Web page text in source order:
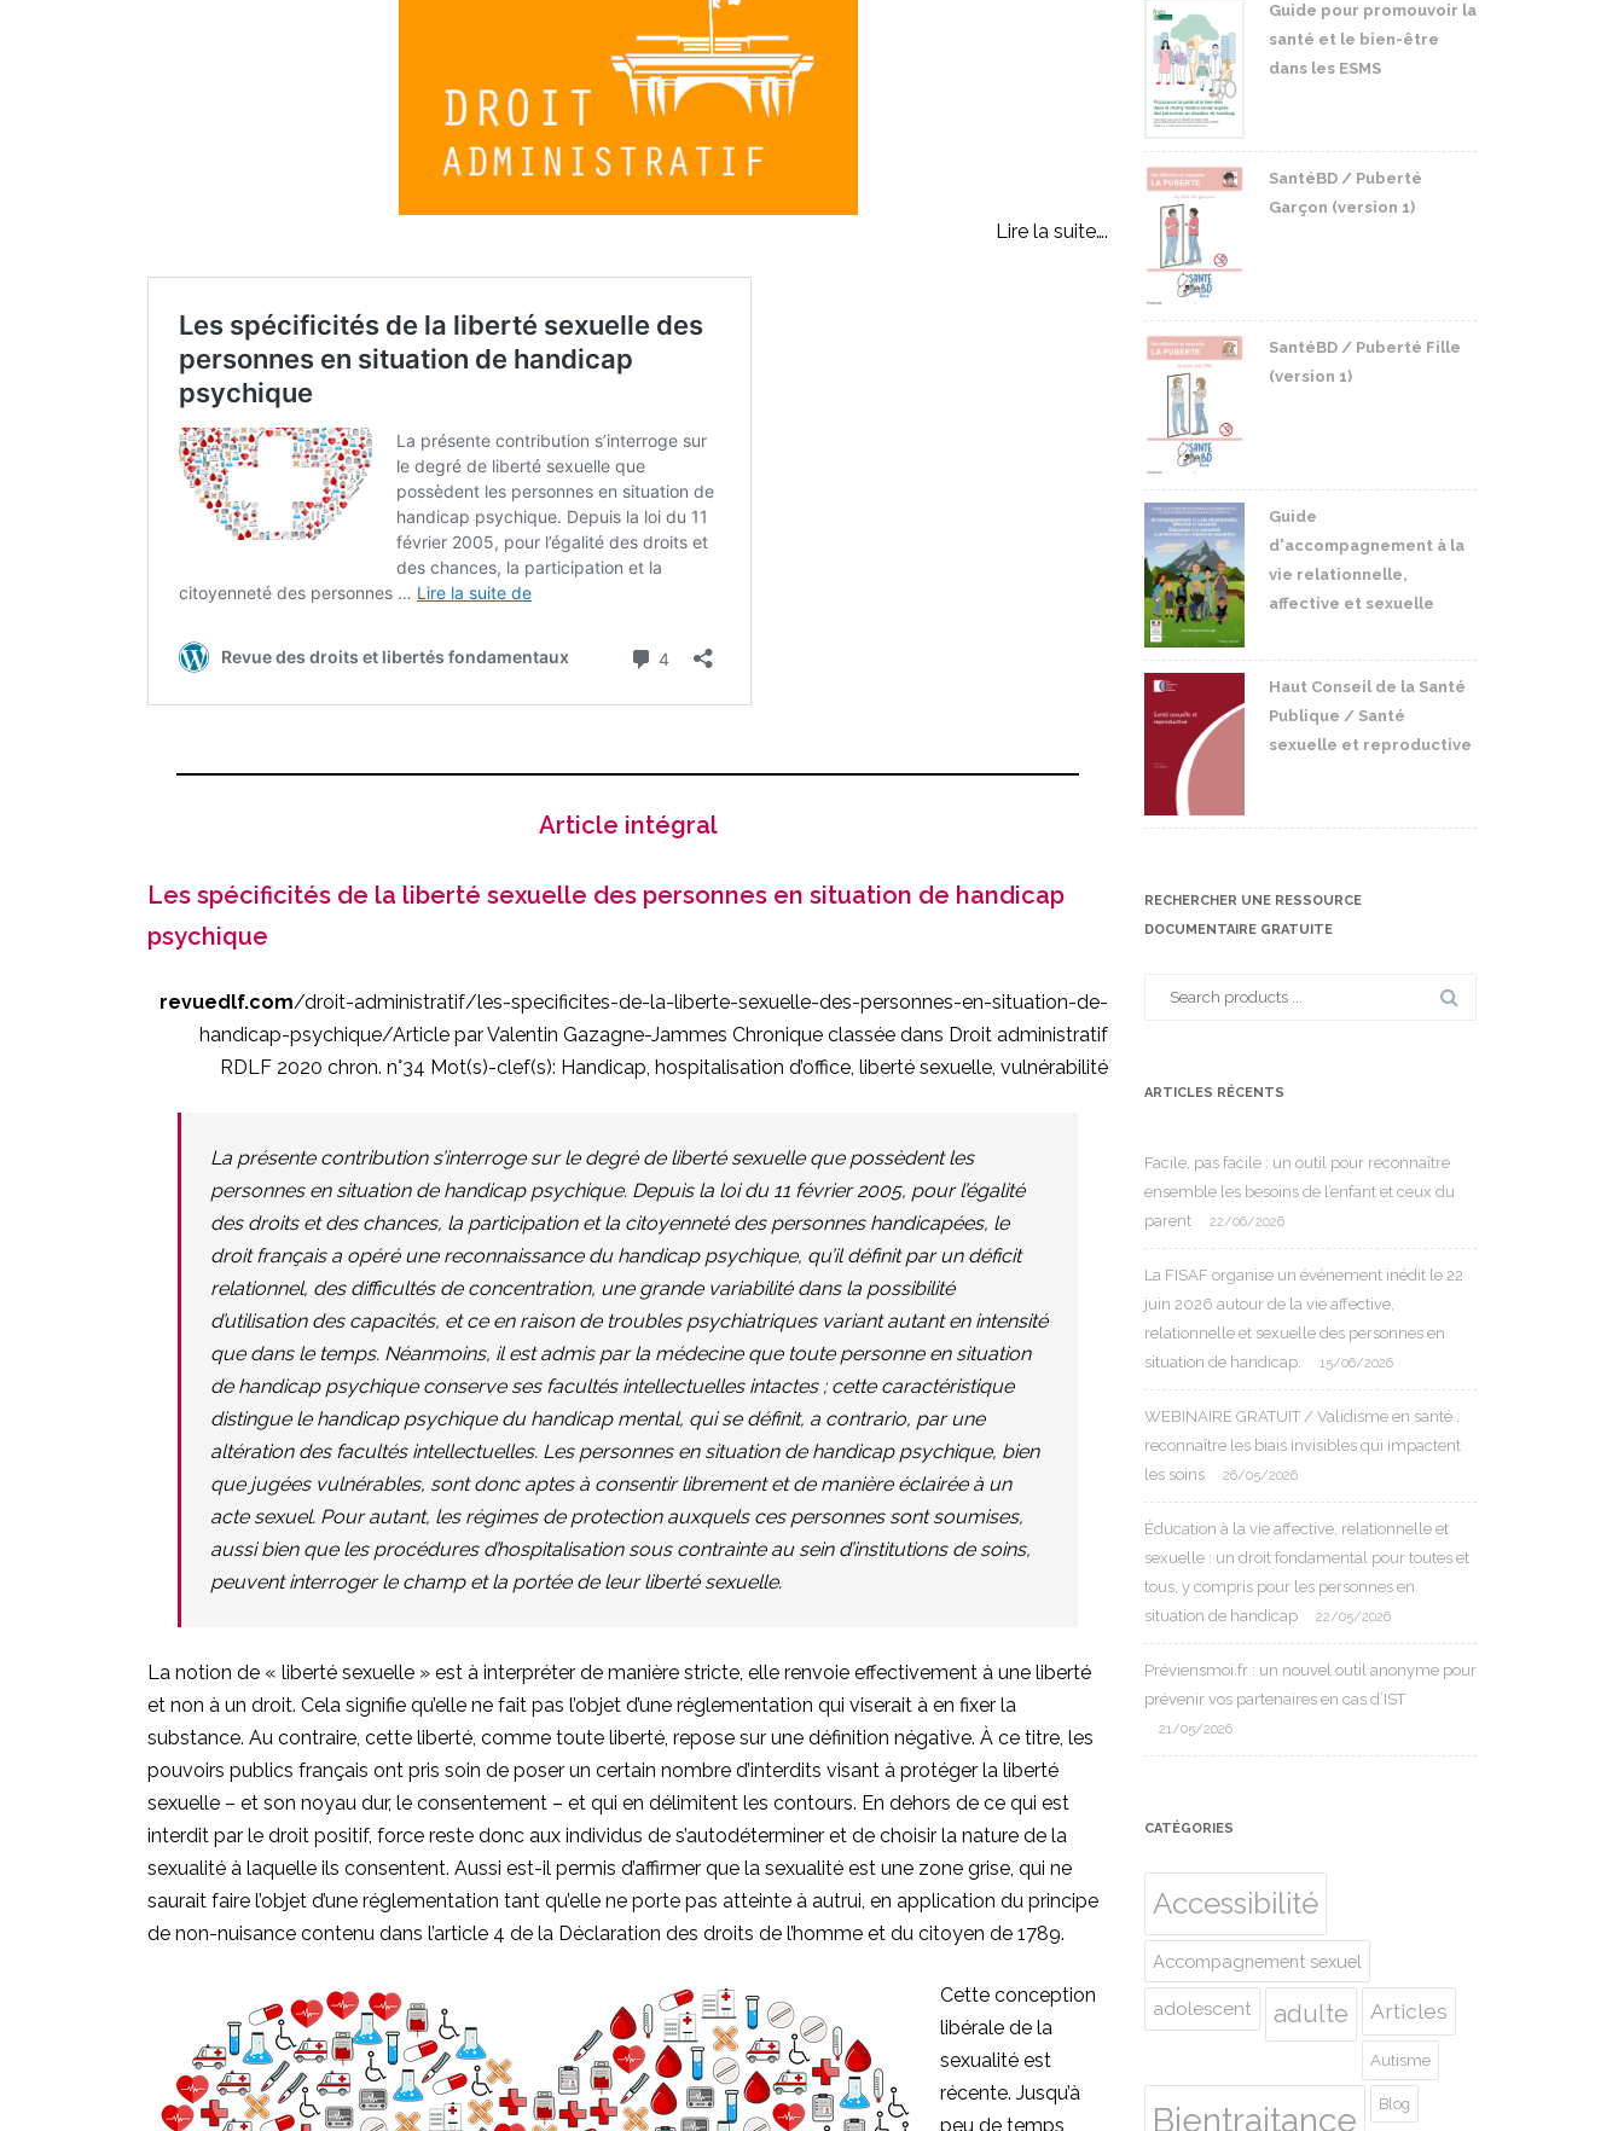
Lire la suite….
Article intégral
Les spécificités de la liberté sexuelle des personnes en situation de handicap
psychique
revuedlf.com/droit-administratif/les-specificites-de-la-liberte-sexuelle-des-personnes-en-situation-de-
handicap-psychique/Article parValentin Gazagne-Jammes Chronique classée dans Droit administratif
RDLF 2020 chron. n°34 Mot(s)-clef(s): Handicap, hospitalisation d’office, liberté sexuelle, vulnérabilité
La présente contribution s’interroge sur le degré de liberté sexuelle que possèdent les
personnes en situation de handicap psychique. Depuis la loi du 11 février 2005, pour l’égalité
des droits et des chances, la participation et la citoyenneté des personnes handicapées, le
droit français a opéré une reconnaissance du handicap psychique, qu’il définit par un déficit
relationnel, des difficultés de concentration, une grande variabilité dans la possibilité
d’utilisation des capacités, et ce en raison de troubles psychiatriques variant autant en intensité
que dans le temps. Néanmoins, il est admis par la médecine que toute personne en situation
de handicap psychique conserve ses facultés intellectuelles intactes ; cette caractéristique
distingue le handicap psychique du handicap mental, qui se définit, a contrario, par une
altération des facultés intellectuelles. Les personnes en situation de handicap psychique, bien
que jugées vulnérables, sont donc aptes à consentir librement et de manière éclairée à un
acte sexuel. Pour autant, les régimes de protection auxquels ces personnes sont soumises,
aussi bien que les procédures d’hospitalisation sous contrainte au sein d’institutions de soins,
peuvent interroger le champ et la portée de leur liberté sexuelle.
La notion de « liberté sexuelle » est à interpréter de manière stricte, elle renvoie effectivement à une liberté
et non à un droit. Cela signifie qu’elle ne fait pas l’objet d’une réglementation qui viserait à en fixer la
substance. Au contraire, cette liberté, comme toute liberté, repose sur une définition négative. À ce titre, les
pouvoirs publics français ont pris soin de poser un certain nombre d’interdits visant à protéger la liberté
sexuelle – et son noyau dur, le consentement – et qui en délimitent les contours. En dehors de ce qui est
interdit par le droit positif, force reste donc aux individus de s’autodéterminer et de choisir la nature de la
sexualité à laquelle ils consentent. Aussi est-il permis d’affirmer que la sexualité est une zone grise, qui ne
saurait faire l’objet d’une réglementation tant qu’elle ne porte pas atteinte à autrui, en application du principe
de non-nuisance contenu dans l’article 4 de la Déclaration des droits de l’homme et du citoyen de 1789.
Cette conception
libérale de la
sexualité est
récente. Jusqu’à
peu de temps
Guide pour promouvoir la
santé et le bien-être
dans les ESMS
SantéBD / Puberté
Garçon (version 1)
SantéBD / Puberté Fille
(version 1)
Guide
d'accompagnement à la
vie relationnelle,
affective et sexuelle
Haut Conseil de la Santé
Publique / Santé
sexuelle et reproductive
RECHERCHER UNE RESSOURCE
DOCUMENTAIRE GRATUITE
ARTICLES RÉCENTS
Facile, pas facile : un outil pour reconnaître
ensemble les besoins de l’enfant et ceux du
parent
22/06/2026
La FISAF organise un événement inédit le 22
juin 2026 autour de la vie affective,
relationnelle et sexuelle des personnes en
situation de handicap.
15/06/2026
WEBINAIRE GRATUIT / Validisme en santé :
reconnaître les biais invisibles qui impactent
les soins
26/05/2026
Éducation à la vie affective, relationnelle et
sexuelle : un droit fondamental pour toutes et
tous, y compris pour les personnes en
situation de handicap
22/05/2026
Préviensmoi.fr : un nouvel outil anonyme pour
prévenir vos partenaires en cas d’IST
21/05/2026
CATÉGORIES
Accessibilité
Accompagnement sexuel
adolescent adulte Articles
Autisme
Bientraitance Blog